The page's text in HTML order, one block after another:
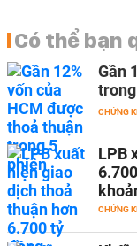
Có thể bạn
Gần
CHỨNG
LPB
CHỨNG